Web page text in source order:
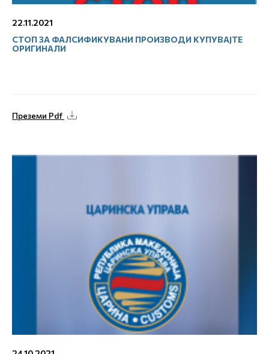
22.11.2021
СТОП ЗА ФАЛСИФИКУВАНИ ПРОИЗВОДИ КУПУВАЈТЕ
ОРИГИНАЛИ
Преземи Pdf